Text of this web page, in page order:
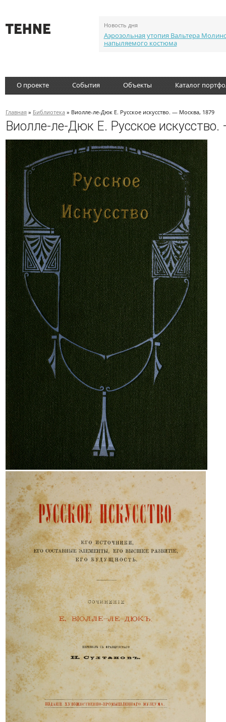
Новость дня
Аэрозольная утопия Вальтера
напыляемого костюма
О проекте События Объекты Каталог
Главная » Библиотека » Виолле-ле-Дюк Е. Русское искусство. — Москва, 1879
Виолле-ле-Дюк Е. Русское